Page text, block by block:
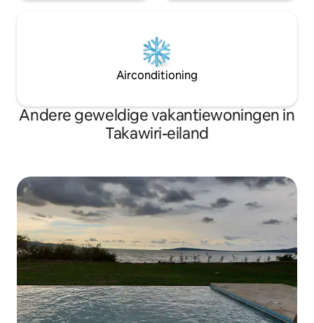
Airconditioning
Andere geweldige vakantiewoningen in
Takawiri-eiland